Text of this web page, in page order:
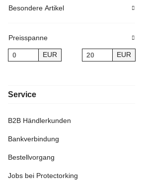
Besondere Artikel
Preisspanne
EUR EUR
Service
B2B Händlerkunden
Bankverbindung
Bestellvorgang
Jobs bei Protectorking